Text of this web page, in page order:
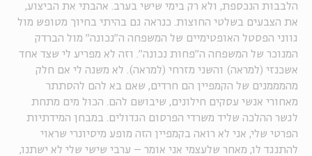
הלבבות הנכספת, ולא רק בימי שישי בערב. אהבתי את הביצוע,
את הצבעים בשלטי החוצות. כנראה גם בהיתי בחיוך מטופש מול
גווני הפסטל האופטימיים של המשפחה ה"נכונה" מול הברדק
המנוכר של המשפחה ה"פחות נכונה". וזה לא מפריע לי שצד אחד
אשכנזי (למראה) והשני מזרחי (למראה). לא משנה לי אם חלק
מהמממנים של הקמפיין הם חרדים, שאם בא להם להסתתר
מאחורי אנשי עסקים חילונים, שיבושם להם. הכול מים מתחת
לגשר ההלכה שליד משרדי הפרסום הגדולים. במבחן המידתיות
הפרטי שלי, אני לא רואה בקמפיין הזה מופע מיסיונרי שראוי
להתנגד לו, מאחר שלעצמי אני אומר – ערבי שישי שלי לא ישתנו,